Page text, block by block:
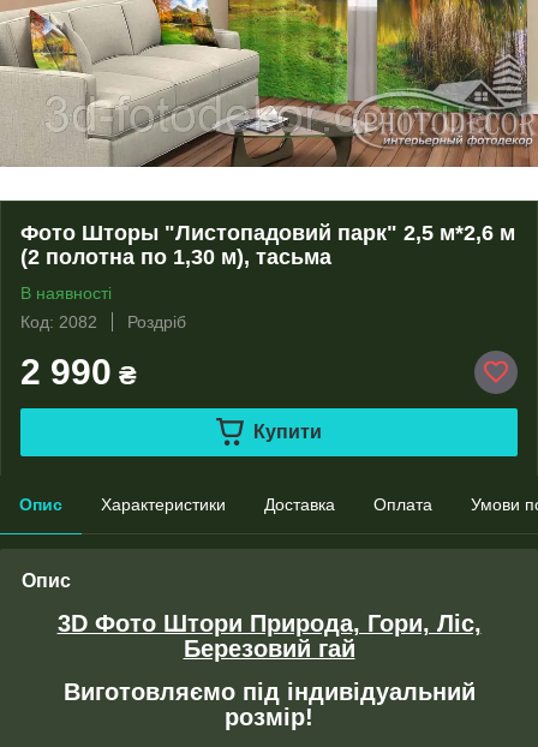
Фото Шторы "Листопадовий парк" 2,5 м*2,6 м
(2 полотна по 1,30 м), тасьма
В наявності
Код: 2082
Роздріб
2 990 ₴
Купити
Опис Характеристики Доставка Оплата Умови
Опис
3D Фото Штори Природа, Гори, Ліс,
Березовий гай
Виготовляємо під індивідуальний
розмір!